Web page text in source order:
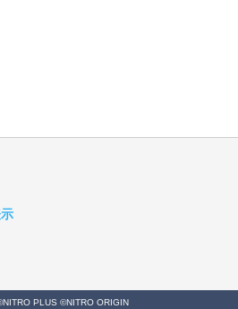
PLUS ©NITRO ORIGIN